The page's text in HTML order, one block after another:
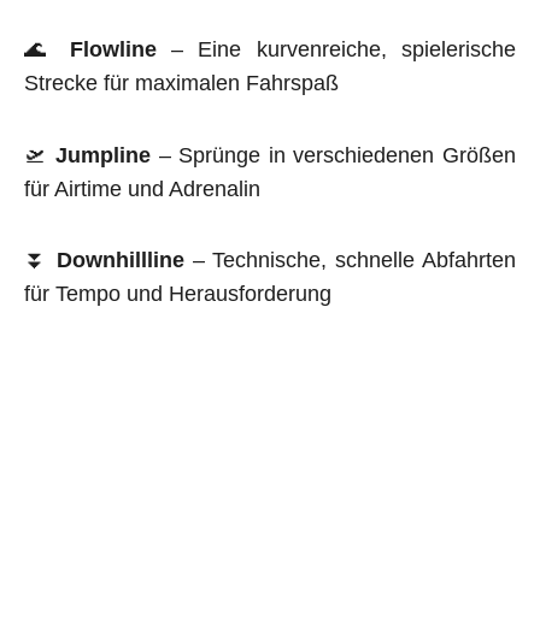
🌊 Flowline– Eine kurvenreiche, spielerische
Strecke für maximalen Fahrspaß
🛫Jumpline – Sprünge in verschiedenen Größen
für Airtime und Adrenalin
⏬ Downhillline– Technische, schnelle Abfahrten
für Tempo und Herausforderung